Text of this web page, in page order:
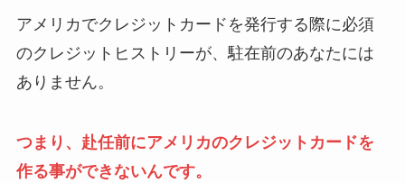
アメリカでクレジットカードを発行する際に必須
のクレジットヒストリーが、駐在前のあなたには
ありません。
つまり、赴任前にアメリカのクレジットカードを
作る事ができないんです。